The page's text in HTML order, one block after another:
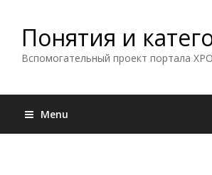
Понятия и
Вспомогательный проект портала
Menu